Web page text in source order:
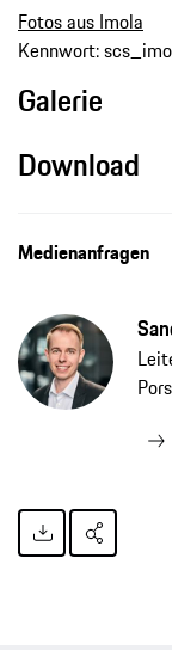
Fotos aus Imola
Kennwort:
Galerie
Download
Medienanfragen